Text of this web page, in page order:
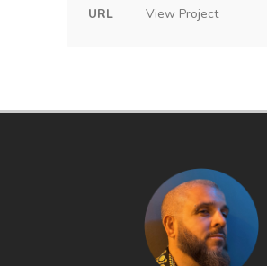
URL View Project